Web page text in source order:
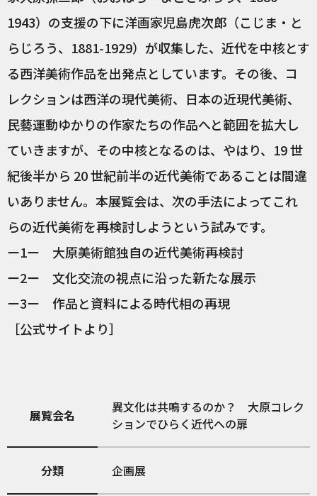
1943）の支援の下に洋画家児島虎次郎（こじま・と
らじろう、1881-1929）が収集した、近代を中核とす
る西洋美術作品を出発点としています。その後、コ
レクションは西洋の現代美術、日本の近現代美術、
民藝運動ゆかりの作家たちの作品へと範囲を拡大し
ていきますが、その中核となるのは、やはり、19 世
紀後半から 20 世紀前半の近代美術であることは間違
いありません。本展覧会は、次の手法によってこれ
らの近代美術を再検討しようという試みです。
ー1ー 大原美術館独自の近代美術再検討
ー2ー 文化交流の視点に沿った新たな展示
ー3ー 作品と資料による時代相の再現
［公式サイトより］
展覧会名
異文化は共鳴するのか？ 大原コレク
ションでひらく近代への扉
分類 企画展